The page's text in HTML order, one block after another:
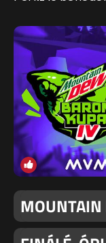
MOUNTAIN